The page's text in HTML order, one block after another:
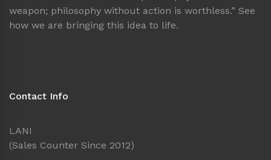
weapon; philosophy without action is worthless.” See
how we are bringing this idea to life.
Contact Info
LANI
(Sales Counter Since 2012)